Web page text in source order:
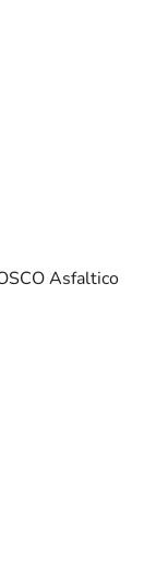
Asfaltico